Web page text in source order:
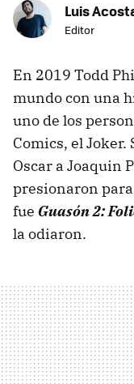
Luis
Editor
En 2019 Todd
mundo con una
uno de los
Comics, el
Oscar a Joaquin
presionaron
fue Guasón 2:
la odiaron.